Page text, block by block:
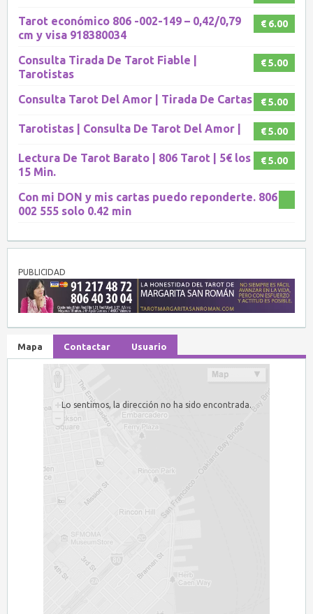
€ 6.00
Tarot económico 806 -002-149 – 0,42/0,79
cm y visa 918380034
€ 5.00
Consulta Tirada De Tarot Fiable |
Tarotistas
€ 5.00
Consulta Tarot Del Amor | Tirada De Cartas
€ 5.00
Tarotistas | Consulta De Tarot Del Amor |
€ 5.00
Lectura De Tarot Barato | 806 Tarot | 5€ los
15 Min.
Con mi DON y mis cartas puedo reponderte. 806
002 555 solo 0.42 min
PUBLICIDAD
Mapa Contactar Usuario
Lo sentimos, la dirección no ha sido encontrada.